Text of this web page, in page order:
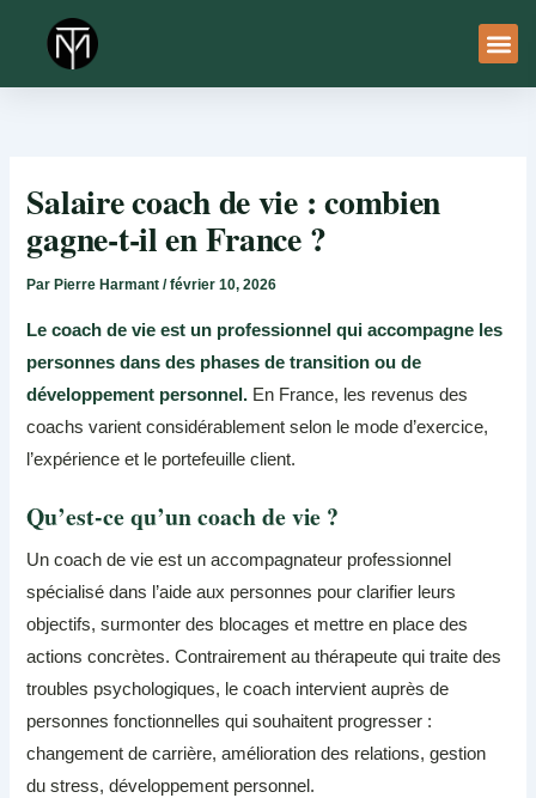
contenu
Salaire coach de vie : combien
gagne-t-il en France ?
Par Pierre Harmant/février 10, 2026
Le coach de vie est un professionnel qui accompagne les
personnes dans des phases de transition ou de
développement personnel. En France, les revenus des
coachs varient considérablement selon le mode d’exercice,
l’expérience et le portefeuille client.
Qu’est-ce qu’un coach de vie ?
Un coach de vie est un accompagnateur professionnel
spécialisé dans l’aide aux personnes pour clarifier leurs
objectifs, surmonter des blocages et mettre en place des
actions concrètes. Contrairement au thérapeute qui traite des
troubles psychologiques, le coach intervient auprès de
personnes fonctionnelles qui souhaitent progresser :
changement de carrière, amélioration des relations, gestion
du stress, développement personnel.